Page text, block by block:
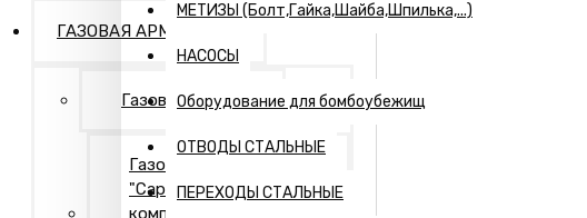
МЕТИЗЫ (Болт,Гайка,Шайба,Шпилька,...)
НАСОСЫ
Оборудование для бомбоубежищ
ОТВОДЫ СТАЛЬНЫЕ
ПЕРЕХОДЫ СТАЛЬНЫЕ
ГАЗОВАЯ АРМАТУРА
Газовая арматура
Газовая арматура
"Саратовская газовая
компания"